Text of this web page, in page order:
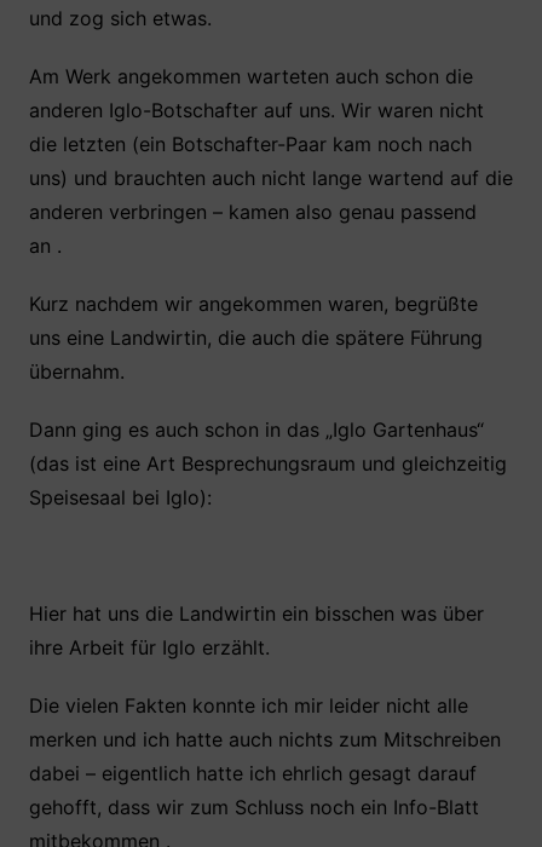
und zog sich etwas.
Am Werk angekommen warteten auch schon die
anderen Iglo-Botschafter auf uns. Wir waren nicht
die letzten (ein Botschafter-Paar kam noch nach
uns) und brauchten auch nicht lange wartend auf die
anderen verbringen – kamen also genau passend
an .
Kurz nachdem wir angekommen waren, begrüßte
uns eine Landwirtin, die auch die spätere Führung
übernahm.
Dann ging es auch schon in das „Iglo Gartenhaus“
(das ist eine Art Besprechungsraum und gleichzeitig
Speisesaal bei Iglo):
Hier hat uns die Landwirtin ein bisschen was über
ihre Arbeit für Iglo erzählt.
Die vielen Fakten konnte ich mir leider nicht alle
merken und ich hatte auch nichts zum Mitschreiben
dabei – eigentlich hatte ich ehrlich gesagt darauf
gehofft, dass wir zum Schluss noch ein Info-Blatt
mitbekommen .